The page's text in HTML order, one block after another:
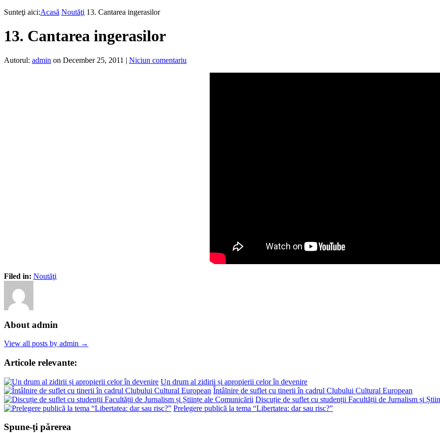
Sunteţi aici:Acasă Noutăţi 13. Cantarea ingerasilor
13. Cantarea ingerasilor
Autorul: admin on December 25, 2011 | Niciun comentariu
Filed in: Noutăţi
About admin
View all posts by admin →
Articole relevante:
Un drum al zidirii și apropierii celor în devenire
Întâlnire de suflet cu tinerii în cadrul Clubului Cultural European
Discuție de suflet cu studenții Facultății de Jurnalism și
Prelegere publică la tema “Libertatea: dar sau risc?”
Spune-ţi părerea